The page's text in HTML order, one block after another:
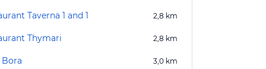
Taverna 1 and 1 2,8 km
Thymari 2,8 km
3,0 km